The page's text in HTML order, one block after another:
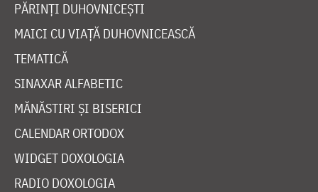
PĂRINȚI DUHOVNICEȘTI
MAICI CU VIAȚĂ DUHOVNICEASCĂ
TEMATICĂ
SINAXAR ALFABETIC
MĂNĂSTIRI ȘI BISERICI
CALENDAR ORTODOX
WIDGET DOXOLOGIA
RADIO DOXOLOGIA